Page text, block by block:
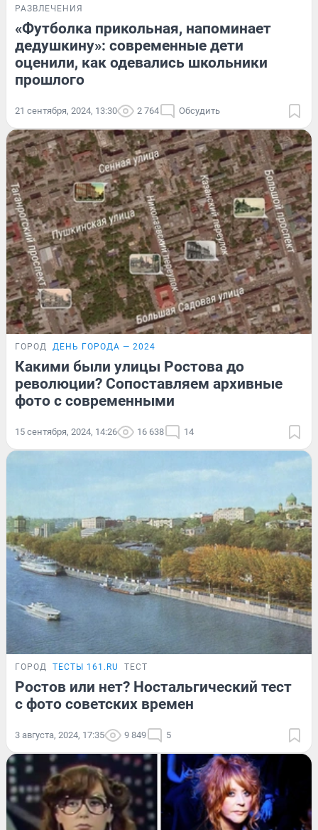
РАЗВЛЕЧЕНИЯ
«Футболка прикольная, напоминает
дедушкину»: современные дети
оценили, как одевались школьники
прошлого
21 сентября, 2024, 13:30 2 764 Обсудить
ГОРОД ДЕНЬ ГОРОДА — 2024
Какими были улицы Ростова до
революции? Сопоставляем архивные
фото с современными
15 сентября, 2024, 14:26 16 638 14
ГОРОД ТЕСТЫ 161.RU ТЕСТ
Ростов или нет? Ностальгический тест
с фото советских времен
3 августа, 2024, 17:35 9 849 5